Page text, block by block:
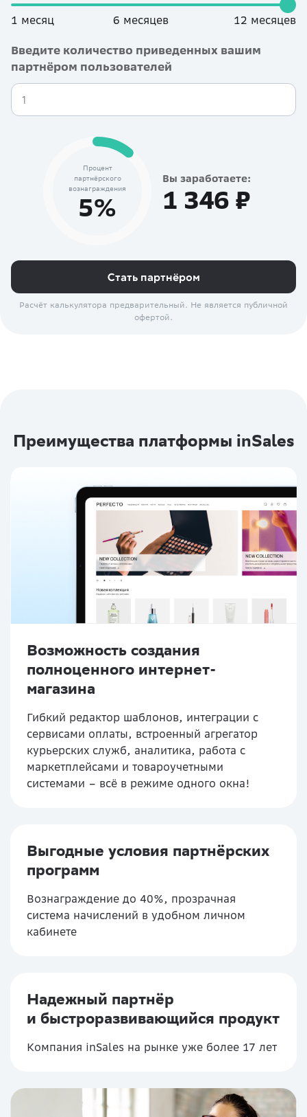
1 месяц 6 месяцев 12 месяцев
Введите количество приведенных вашим
партнёром пользователей
Процент
партнёрского
вознаграждения
5%
Вы заработаете:
1 346 ₽
Стать партнёром
Расчёт калькулятора предварительный. Не является публичной
офертой.
Преимущества платформы inSales
Возможность создания
полноценного интернет-
магазина
Гибкий редактор шаблонов, интеграции с
сервисами оплаты, встроенный агрегатор
курьерских служб, аналитика, работа с
маркетплейсами и товароучетными
системами – всё в режиме одного окна!
Выгодные условия партнёрских
программ
Вознаграждение до 40%, прозрачная
система начислений в удобном личном
кабинете
Надежный партнёр
и быстроразвивающийся продукт
Компания inSales на рынке уже более 17 лет